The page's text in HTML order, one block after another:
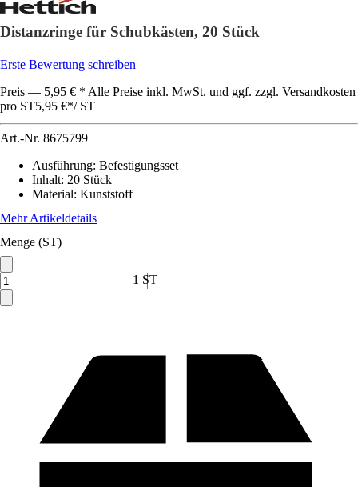
Distanzringe für Schubkästen, 20 Stück
Erste Bewertung schreiben
Preis — 5,95 € * Alle Preise inkl. MwSt. und ggf. zzgl. Versandkosten
pro ST5,95 €*/ ST
Art.-Nr. 8675799
Ausführung: Befestigungsset
Inhalt: 20 Stück
Material: Kunststoff
Mehr Artikeldetails
Menge (ST)
1 ST